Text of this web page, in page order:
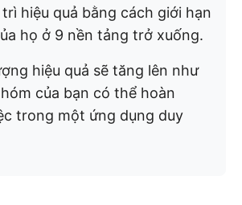
hiệu quả bằng cách giới hạn
họ ở 9 nền tảng trở xuống.
hiệu quả sẽ tăng lên như
của bạn có thể hoàn
trong một ứng dụng duy